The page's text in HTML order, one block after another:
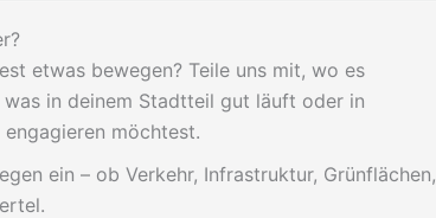
etwas bewegen? Teile uns mit, wo es
in deinem Stadtteil gut läuft oder in
möchtest.
ein – ob Verkehr, Infrastruktur, Grünflächen,